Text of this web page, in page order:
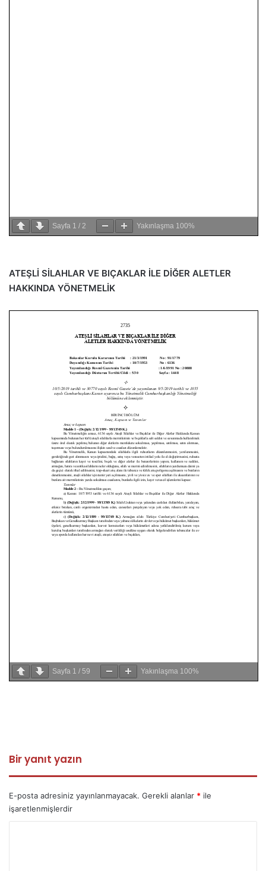
Sayfa 1 / 2 Yakınlaşma 100%
ATEŞLİ SİLAHLAR VE BIÇAKLAR İLE DİĞER ALETLER
HAKKINDA YÖNETMELİK
Sayfa 1 / 59 Yakınlaşma 100%
Bir yanıt yazın
E-posta adresiniz yayınlanmayacak. Gerekli alanlar * ile
işaretlenmişlerdir